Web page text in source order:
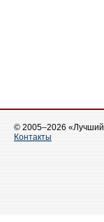
© 2005–2026
Контакты